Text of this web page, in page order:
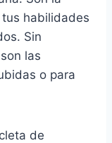
habilidades
Sin
las
o para
de